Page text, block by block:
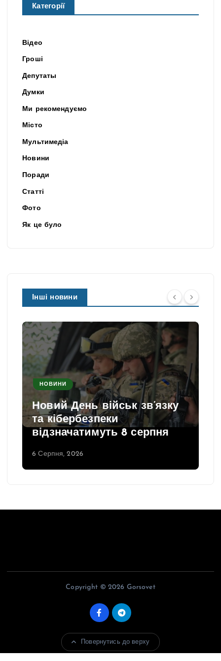
Категорії
Відео
Гроші
Депутаты
Думки
Ми рекомендуємо
Місто
Мультимедіа
Новини
Поради
Статті
Фото
Як це було
Інші новини
НОВИНИ
Новий День військ зв’язку
та кібербезпеки
відзначатимуть 8 серпня
6 Серпня, 2026
Copyright © 2026 Gorsovet
Повернутись до верху